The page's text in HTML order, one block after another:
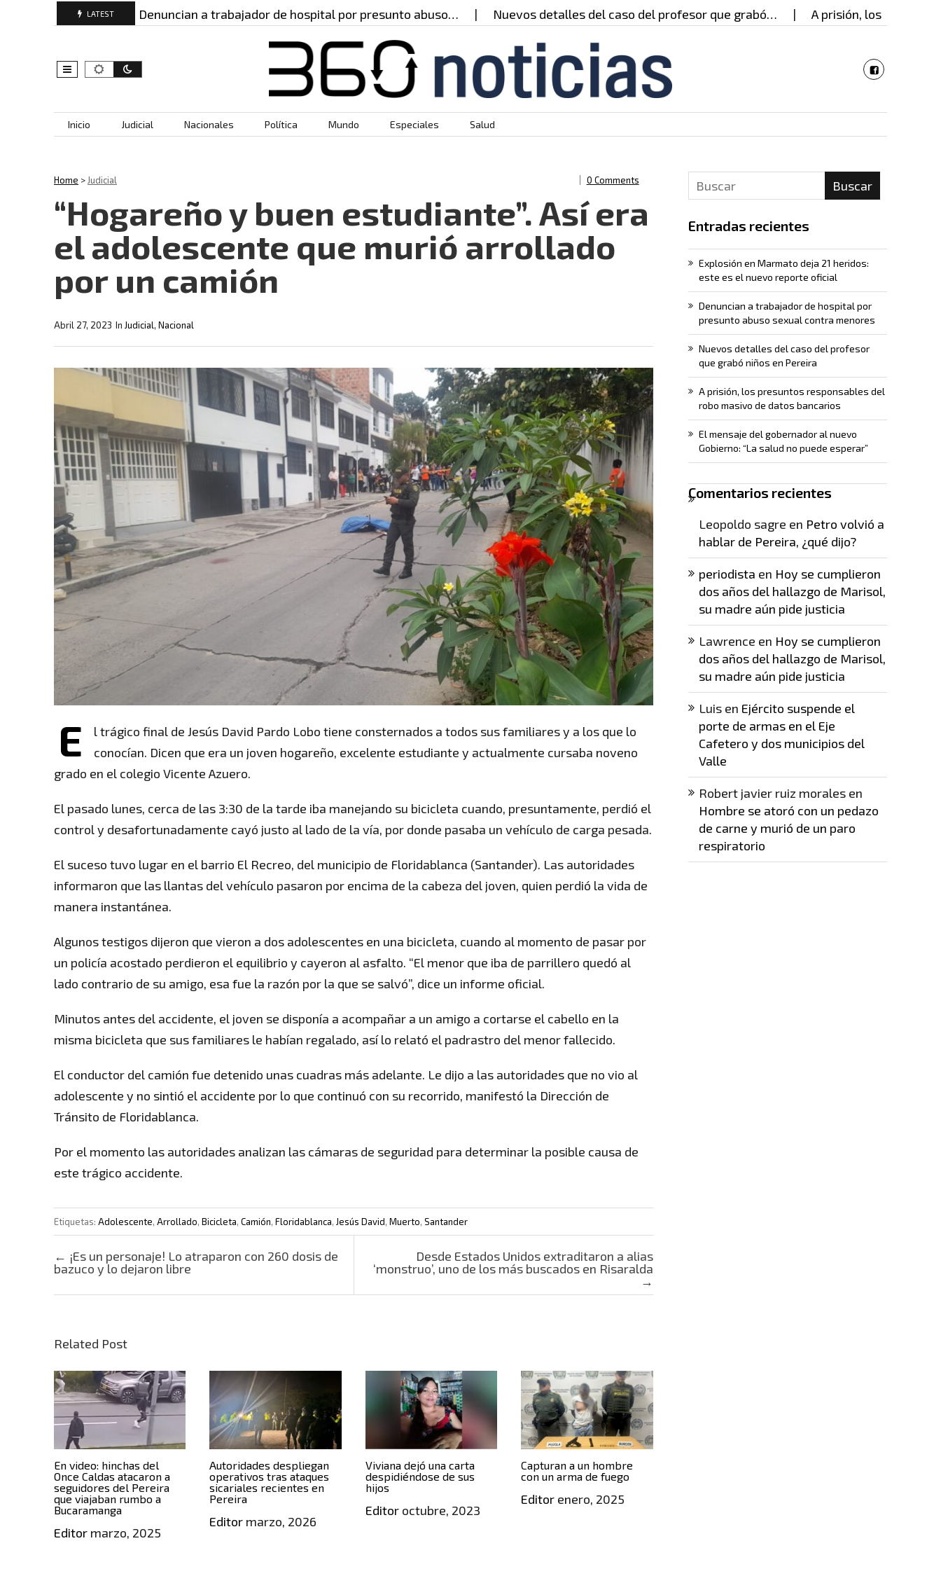
LATESTDenuncian a trabajador de hospital por presunto abuso… Nuevos detalles del caso del profesor que grabó… A prisión, los presuntos
Skip to content
Inicio Judicial Nacionales Política Mundo Especiales Salud
Home >Judicial 0 Comments
“Hogareño y buen estudiante”. Así era
el adolescente que murió arrollado
por un camión
In Judicial, Nacional
Abril 27, 2023
E
l trágico final de Jesús David Pardo Lobo tiene consternados a todos sus familiares y a los que lo
conocían. Dicen que era un joven hogareño, excelente estudiante y actualmente cursaba noveno
grado en el colegio Vicente Azuero.
El pasado lunes, cerca de las 3:30 de la tarde iba manejando su bicicleta cuando, presuntamente, perdió el
control y desafortunadamente cayó justo al lado de la vía, por donde pasaba un vehículo de carga pesada.
El suceso tuvo lugar en el barrio El Recreo, del municipio de Floridablanca (Santander). Las autoridades
informaron que las llantas del vehículo pasaron por encima de la cabeza del joven, quien perdió la vida de
manera instantánea.
Algunos testigos dijeron que vieron a dos adolescentes en una bicicleta, cuando al momento de pasar por
un policía acostado perdieron el equilibrio y cayeron al asfalto. “El menor que iba de parrillero quedó al
lado contrario de su amigo, esa fue la razón por la que se salvó”, dice un informe oficial.
Minutos antes del accidente, el joven se disponía a acompañar a un amigo a cortarse el cabello en la
misma bicicleta que sus familiares le habían regalado, así lo relató el padrastro del menor fallecido.
El conductor del camión fue detenido unas cuadras más adelante. Le dijo a las autoridades que no vio al
adolescente y no sintió el accidente por lo que continuó con su recorrido, manifestó la Dirección de
Tránsito de Floridablanca.
Por el momento las autoridades analizan las cámaras de seguridad para determinar la posible causa de
este trágico accidente.
Etiquetas: Adolescente, Arrollado, Bicicleta, Camión, Floridablanca, Jesús David, Muerto, Santander
Post navigation
← ¡Es un personaje! Lo atraparon con 260 dosis de
bazuco y lo dejaron libre
Desde Estados Unidos extraditaron a alias
‘monstruo’, uno de los más buscados en Risaralda
→
Related Post
En video: hinchas del
Once Caldas atacaron a
seguidores del Pereira
que viajaban rumbo a
Bucaramanga
Editor marzo, 2025
Autoridades despliegan
operativos tras ataques
sicariales recientes en
Pereira
Editor marzo, 2026
Viviana dejó una carta
despidiéndose de sus
hijos
Editoroctubre, 2023
Capturan a un hombre
con un arma de fuego
Editor enero, 2025
Buscar
Entradas recientes
Explosión en Marmato deja 21 heridos:
este es el nuevo reporte oficial
Denuncian a trabajador de hospital por
presunto abuso sexual contra menores
Nuevos detalles del caso del profesor
que grabó niños en Pereira
A prisión, los presuntos responsables del
robo masivo de datos bancarios
El mensaje del gobernador al nuevo
Gobierno: “La salud no puede esperar”
Comentarios recientes
Leopoldo sagre en Petro volvió a
hablar de Pereira, ¿qué dijo?
periodista en Hoy se cumplieron
dos años del hallazgo de Marisol,
su madre aún pide justicia
Lawrence en Hoy se cumplieron
dos años del hallazgo de Marisol,
su madre aún pide justicia
Luisen Ejército suspende el
porte de armas en el Eje
Cafetero y dos municipios del
Valle
Robert javier ruiz moralesen
Hombre se atoró con un pedazo
de carne y murió de un paro
respiratorio